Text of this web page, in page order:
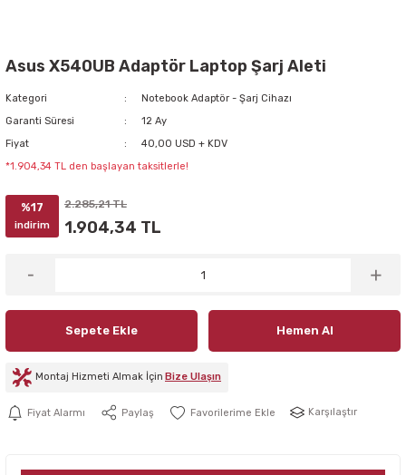
Asus X540UB Adaptör Laptop Şarj Aleti
Kategori
Notebook Adaptör - Şarj Cihazı
Garanti Süresi
12 Ay
Fiyat
40,00 USD + KDV
*1.904,34 TL den başlayan taksitlerle!
%17
indirim
2.285,21 TL
1.904,34 TL
Sepete Ekle Hemen Al
Montaj Hizmeti Almak İçin Bize Ulaşın
Fiyat Alarmı Paylaş Karşılaştır